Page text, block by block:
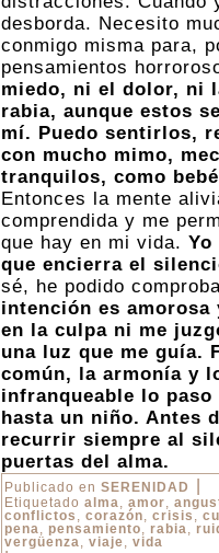
desborda. Necesito
conmigo misma para,
pensamientos
miedo, ni el dolor, ni
rabia, aunque estos
mí. Puedo sentirlos,
con mucho mimo,
tranquilos, como
Entonces la mente
comprendida y me
que hay en mi vida. Yo
que encierra el
sé, he podido
intención es
en la culpa ni me
una luz que me guía.
común, la armonía y
infranqueable lo
hasta un niño. Antes
recurrir siempre al
puertas del alma.
Publicado en SERENIDAD
Etiquetado alma, amor,
conflictos , corazón, crisis ,
pena, pensamiento, rabia,
vergüenza, viaje, vida